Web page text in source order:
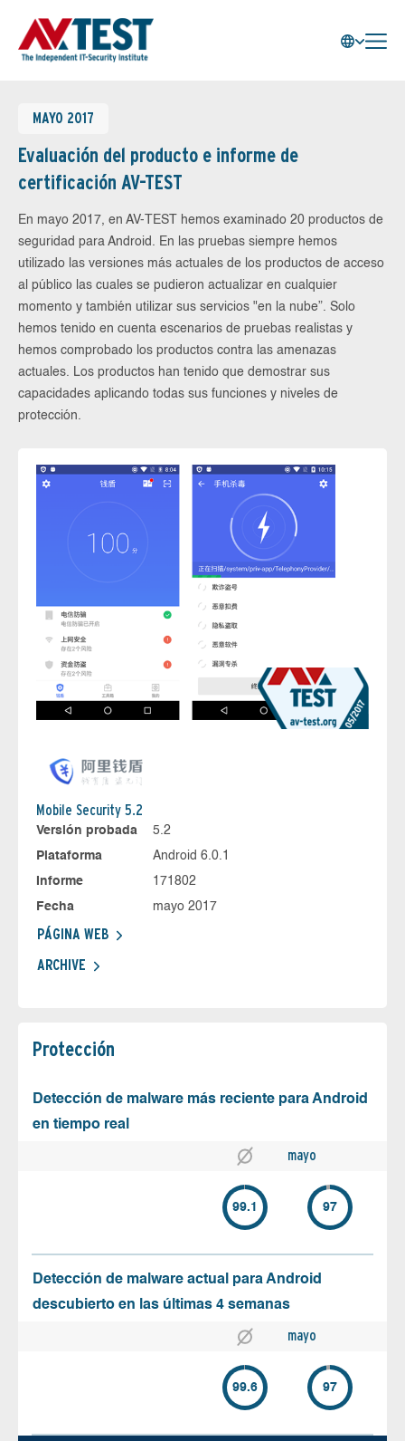
MAYO 2017
Evaluación del producto e informe de
certificación AV-TEST
En mayo 2017, en AV-TEST hemos examinado 20 productos de
seguridad para Android. En las pruebas siempre hemos
utilizado las versiones más actuales de los productos de acceso
al público las cuales se pudieron actualizar en cualquier
momento y también utilizar sus servicios "en la nube”. Solo
hemos tenido en cuenta escenarios de pruebas realistas y
hemos comprobado los productos contra las amenazas
actuales. Los productos han tenido que demostrar sus
capacidades aplicando todas sus funciones y niveles de
protección.
Mobile Security 5.2
Versión probada
5.2
Plataforma
Android 6.0.1
Informe
171802
Fecha
mayo 2017
PÁGINA WEB
ARCHIVE
Protección
Detección de malware más reciente para Android
en tiempo real
mayo
99.1 97
Detección de malware actual para Android
descubierto en las últimas 4 semanas
mayo
99.6 97